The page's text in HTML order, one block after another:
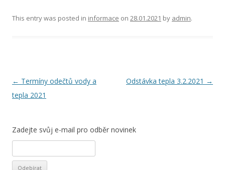
This entry was posted in informace on 28.01.2021 by admin.
Post
navigation
← Termíny odečtů vody a
tepla 2021
Odstávka tepla 3.2.2021 →
Zadejte svůj e-mail pro odběr novinek